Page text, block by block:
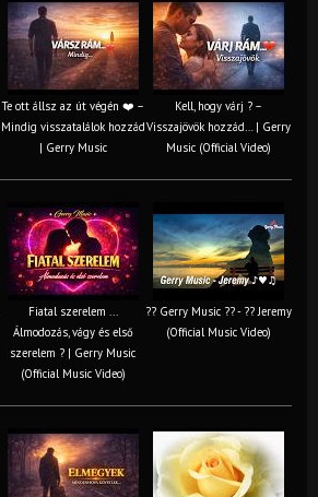
Te ott állsz az út végén ❤️ –
Mindig visszatalálok hozzád
| Gerry Music
Kell, hogy várj ? –
Visszajövök hozzád… | Gerry
Music (Official Video)
Fiatal szerelem ...
Álmodozás, vágy és első
szerelem ? | Gerry Music
(Official Music Video)
?? Gerry Music ?? - ?? Jeremy
(Official Music Video)